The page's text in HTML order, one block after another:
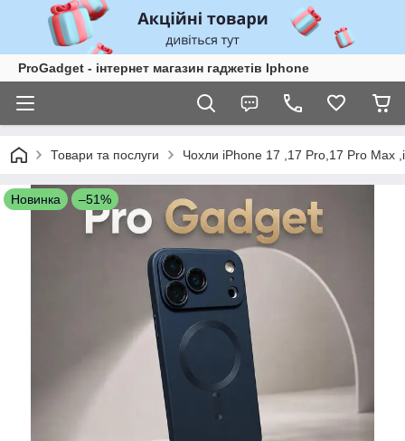
ProGadget - iнтернет магазин гаджетів Iphone
Товари та послуги Чохли iPhone 17 ,17 Pro,17 Pro Max
Новинка –51%